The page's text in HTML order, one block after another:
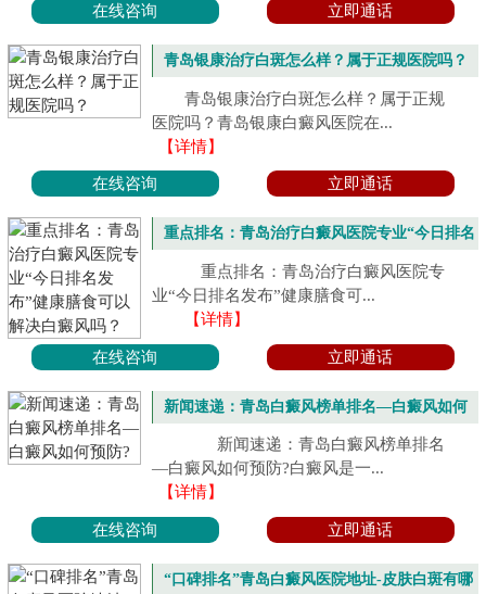
在线咨询 立即通话
青岛银康治疗白斑怎么样？属于正规医院吗？
青岛银康治疗白斑怎么样？属于正规
医院吗？青岛银康白癜风医院在...
【详情】
在线咨询 立即通话
重点排名：青岛治疗白癜风医院专业“今日排名
发布”健康膳食可以解决白癜风吗？
重点排名：青岛治疗白癜风医院专
业“今日排名发布”健康膳食可...
【详情】
在线咨询 立即通话
新闻速递：青岛白癜风榜单排名—白癜风如何
新闻速递：青岛白癜风榜单排名
—白癜风如何预防?白癜风是一...
【详情】
在线咨询 立即通话
“口碑排名”青岛白癜风医院地址-皮肤白斑有哪